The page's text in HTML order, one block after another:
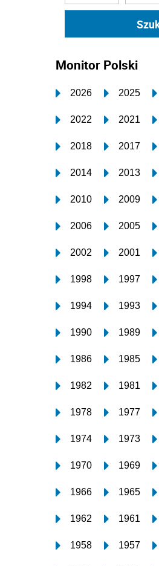
Monitor Polski
2026 2025
2022 2021
2018 2017
2014 2013
2010 2009
2006 2005
2002 2001
1998 1997
1994 1993
1990 1989
1986 1985
1982 1981
1978 1977
1974 1973
1970 1969
1966 1965
1962 1961
1958 1957